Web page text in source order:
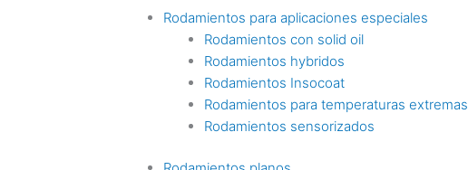
Rodamientos para aplicaciones especiales
Rodamientos con solid oil
Rodamientos hybridos
Rodamientos Insocoat
Rodamientos para temperaturas extremas
Rodamientos sensorizados